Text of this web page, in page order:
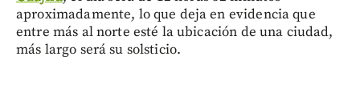
aproximadamente, lo que deja en evidencia que
entre más al norte esté la ubicación de una ciudad,
más largo será su solsticio.